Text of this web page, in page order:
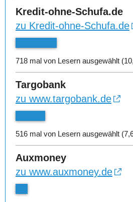
Kredit-ohne-Schufa.de
zu Kredit-ohne-Schufa.de
718 mal von Lesern ausgewählt
Targobank
zu www.targobank.de
516 mal von Lesern ausgewählt
Auxmoney
zu www.auxmoney.de